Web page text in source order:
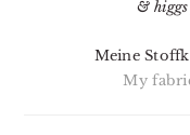
Meine
My